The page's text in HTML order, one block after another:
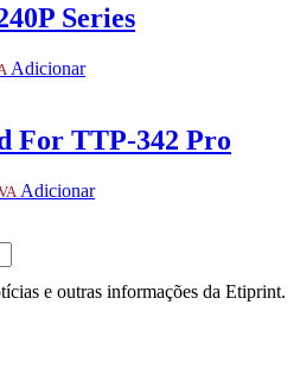
Series
Adicionar
For TTP-342 Pro
Adicionar
e outras informações da Etiprint.